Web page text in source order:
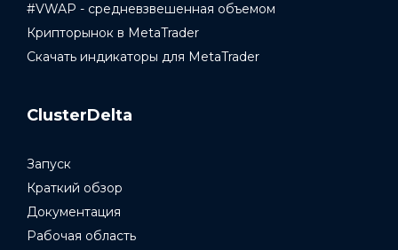
#VWAP - средневзвешенная объемом
Крипторынок в MetaTrader
Скачать индикаторы для MetaTrader
ClusterDelta
Запуск
Краткий обзор
Документация
Рабочая область